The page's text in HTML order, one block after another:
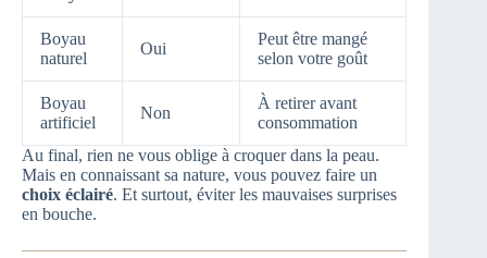
Boyau
naturel
Oui
Peut être mangé
selon votre goût
Boyau
artificiel
Non
À retirer avant
consommation
Au final, rien ne vous oblige à croquer dans la peau.
Mais en connaissant sa nature, vous pouvez faire un
choix éclairé. Et surtout, éviter les mauvaises surprises
en bouche.